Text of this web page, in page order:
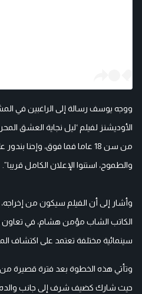
ووجه يوسف رسالة إلى الراغبين في
الأوديشنز لفيلم ‘ليل نجاية العشق
من سن 18 عاما فما فوق،
والطموح، استنوا الإعلان الكامل قريبا”.
وأشار إلى أن الفيلم سيكون من إخراجه،
الكاتب الشاب مؤمن هشام، في تعاون
سينمائية مختلفة تعتمد على اكتشاف
وتأتي هذه الخطوة بعد فترة قصيرة
حيث شارك كضيف شرف إلى جانب